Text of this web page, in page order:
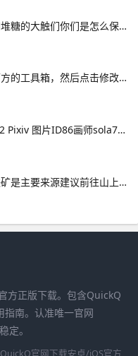
是标签有少女前线？我想问堆糖的大触们你们是怎么保存插画图片上传到网络不会模糊的这些都是扫描的或者各种牛逼照相机高清拍摄然后ps的想一下手机本来就照不清楚再用一下p图app像素就更低了截图什么的像素也特别低一般人用不上扫描仪，买个牛逼相机加镜头吧。
号首先点击安全中心屏幕下方的工具箱，然后点击修改密码，接着输入我们的新密码，然后点击确定，接着点击确认就可以了以下用苹果x中的6915版安全中心给大家演示一下1首先点击安全中
出自游戏少女前线人物AK12 Pixiv 图片ID86画师sola7764画师ID 4图片如下电脑右键点击图片新标签页中打开链接然后保存到电脑手机点击图片，保存到手机如果APP点不开图片，用浏览器打开很高兴为你解答，满意请采纳，谢谢~；6464 × 4472点击图片放大，目前找到最高清的一
镐敲击石头或铁矿，其中铁矿是主要来源建议前往山上寻找铁矿，以提高采集效率驯服甲龙甲龙采集铁矿的效率非常高，因此尽快驯服一头甲龙至关重要这将大大加快铁矿的采集速度使用精炼炉将采集
方正版下载。包含QuickQ
指南。认准唯一官网
定。
官网下载安卓/iOS官方